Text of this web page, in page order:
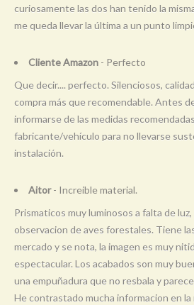
curiosamente las dos han tenido la
me queda llevar la última a un punto
Cliente Amazon - Perfecto
Que decir.... perfecto. Silenciosos,
compra más que recomendable. Antes
informarse de las medidas
fabricante/vehículo para no llevarse
instalación.
Aitor- Increible material.
Prismaticos muy luminosos a falta de
observacion de aves forestales. Tiene
mercado y se nota, la imagen es muy
espectacular. Los acabados son muy
una empuñadura que no resbala y
He contrastado mucha informacion en